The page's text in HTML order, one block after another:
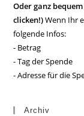
Oder ganz
clicken!)Wenn Ihr
folgende Infos:
- Betrag
- Tag der Spende
- Adresse für die
Archiv